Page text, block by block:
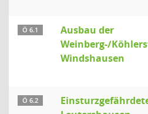
Ö 6.1
Ausbau der
Weinberg-/
Windshausen
Ö 6.2